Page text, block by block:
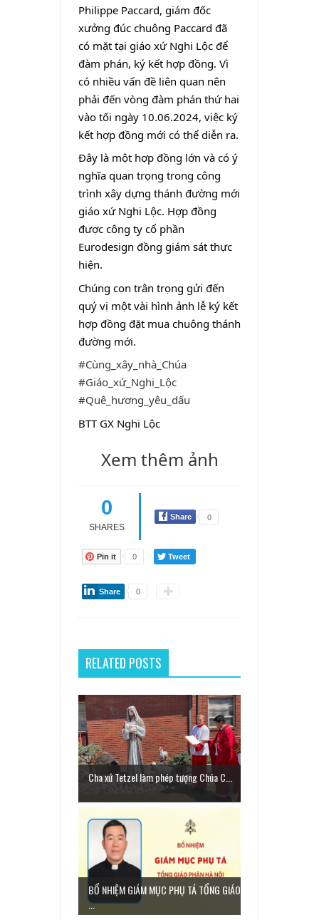
Philippe Paccard, giám đốc
xưởng đúc chuông Paccard đã
có mặt tại giáo xứ Nghi Lộc để
đàm phán, ký kết hợp đồng. Vì
có nhiều vấn đề liên quan nên
phải đến vòng đàm phán thứ hai
vào tối ngày 10.06.2024, việc ký
kết hợp đồng mới có thể diễn ra.
Đây là một hợp đồng lớn và có ý
nghĩa quan trọng trong công
trình xây dựng thánh đường mới
giáo xứ Nghi Lộc. Hợp đồng
được công ty cổ phần
Eurodesign đồng giám sát thực
hiện.
Chúng con trân trọng gửi đến
quý vị một vài hình ảnh lễ ký kết
hợp đồng đặt mua chuông thánh
đường mới.
#Cùng_xây_nhà_Chúa
#Giáo_xứ_Nghi_Lộc
#Quê_hương_yêu_dấu
BTT GX Nghi Lộc
Xem thêm ảnh
0
SHARES
Share 0
Pin it 0 Tweet
Share 0
RELATED POSTS
Cha xứ Tetzel làm phép tượng Chúa C...
BỔ NHIỆM GIÁM MỤC PHỤ TÁ TỔNG GIÁO
...